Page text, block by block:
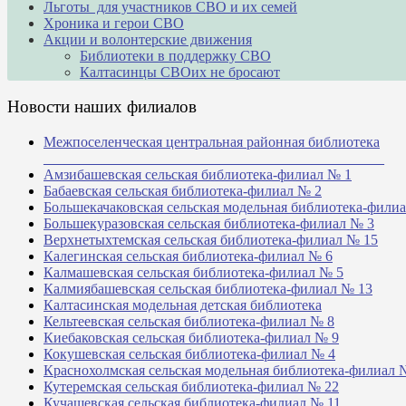
Льготы для участников СВО и их семей
Хроника и герои СВО
Акции и волонтерские движения
Библиотеки в поддержку СВО
Калтасинцы СВОих не бросают
Новости наших филиалов
Межпоселенческая центральная районная библиотека
Амзибашевская сельская библиотека-филиал № 1
Бабаевская сельская библиотека-филиал № 2
Большекачаковская сельская модельная библиотека-
Большекуразовская сельская библиотека-филиал № 3
Верхнетыхтемская сельская библиотека-филиал № 15
Калегинская сельская библиотека-филиал № 6
Калмашевская сельская библиотека-филиал № 5
Калмиябашевская сельская библиотека-филиал № 13
Калтасинская модельная детская библиотека
Кельтеевская сельская библиотека-филиал № 8
Киебаковская сельская библиотека-филиал № 9
Кокушевская сельская библиотека-филиал № 4
Краснохолмская сельская модельная библиотека-филиал
Кутеремская сельская библиотека-филиал № 22